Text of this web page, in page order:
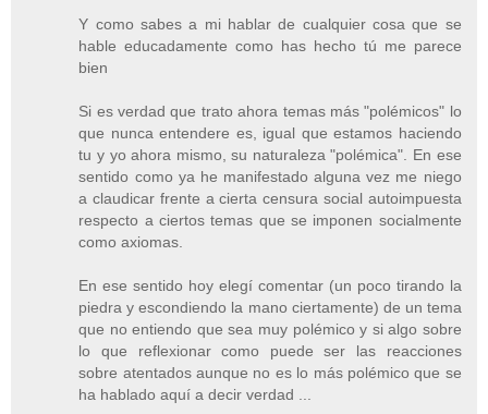
Y como sabes a mi hablar de cualquier cosa que se
hable educadamente como has hecho tú me parece
bien
Si es verdad que trato ahora temas más "polémicos" lo
que nunca entendere es, igual que estamos haciendo
tu y yo ahora mismo, su naturaleza "polémica". En ese
sentido como ya he manifestado alguna vez me niego
a claudicar frente a cierta censura social autoimpuesta
respecto a ciertos temas que se imponen socialmente
como axiomas.
En ese sentido hoy elegí comentar (un poco tirando la
piedra y escondiendo la mano ciertamente) de un tema
que no entiendo que sea muy polémico y si algo sobre
lo que reflexionar como puede ser las reacciones
sobre atentados aunque no es lo más polémico que se
ha hablado aquí a decir verdad ...